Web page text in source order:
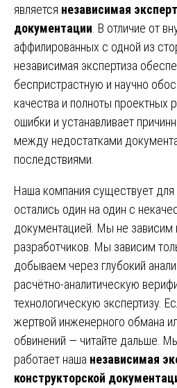
является независимая
документации . В отличие от
аффилированных с одной из
независимая экспертиза
беспристрастную и научно
качества и полноты проектных
ошибки и устанавливает
между недостатками
последствиями.
Наша компания существует для
остались один на один с
документацией. Мы не зависим
разработчиков. Мы зависим
добываем через глубокий
расчётно-аналитическую
технологическую экспертизу.
жертвой инженерного обмана
обвинений — читайте дальше.
работает наша независимая
конструкторской